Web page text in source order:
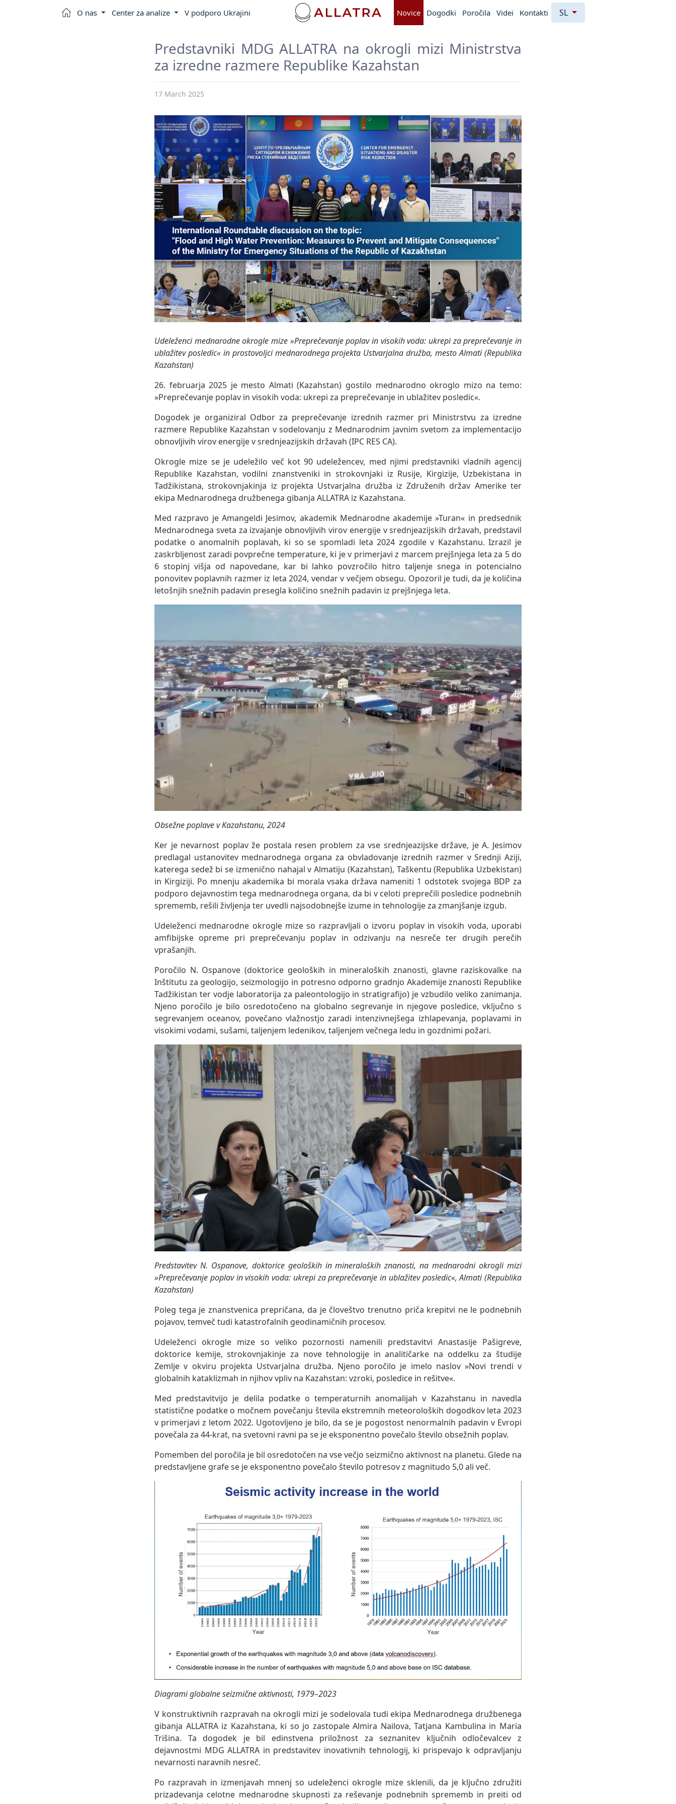
O nas Center za analize V podporo Ukrajini Novice Dogodki Poročila Videi Kontakti SL
Predstavniki MDG ALLATRA na okrogli mizi Ministrstva
za izredne razmere Republike Kazahstan
17 March 2025
Udeleženci mednarodne okrogle mize »Preprečevanje poplav in visokih voda: ukrepi za preprečevanje in
ublažitev posledic« in prostovoljci mednarodnega projekta Ustvarjalna družba, mesto Almati (Republika
Kazahstan)
26. februarja 2025 je mesto Almati (Kazahstan) gostilo mednarodno okroglo mizo na temo:
»Preprečevanje poplav in visokih voda: ukrepi za preprečevanje in ublažitev posledic«.
Dogodek je organiziral Odbor za preprečevanje izrednih razmer pri Ministrstvu za izredne
razmere Republike Kazahstan v sodelovanju z Mednarodnim javnim svetom za implementacijo
obnovljivih virov energije v srednjeazijskih državah (IPC RES CA).
Okrogle mize se je udeležilo več kot 90 udeležencev, med njimi predstavniki vladnih agencij
Republike Kazahstan, vodilni znanstveniki in strokovnjaki iz Rusije, Kirgizije, Uzbekistana in
Tadžikistana, strokovnjakinja iz projekta Ustvarjalna družba iz Združenih držav Amerike ter
ekipa Mednarodnega družbenega gibanja ALLATRA iz Kazahstana.
Med razpravo je Amangeldi Jesimov, akademik Mednarodne akademije »Turan« in predsednik
Mednarodnega sveta za izvajanje obnovljivih virov energije v srednjeazijskih državah, predstavil
podatke o anomalnih poplavah, ki so se spomladi leta 2024 zgodile v Kazahstanu. Izrazil je
zaskrbljenost zaradi povprečne temperature, ki je v primerjavi z marcem prejšnjega leta za 5 do
6 stopinj višja od napovedane, kar bi lahko povzročilo hitro taljenje snega in potencialno
ponovitev poplavnih razmer iz leta 2024, vendar v večjem obsegu. Opozoril je tudi, da je količina
letošnjih snežnih padavin presegla količino snežnih padavin iz prejšnjega leta.
Obsežne poplave v Kazahstanu, 2024
Ker je nevarnost poplav že postala resen problem za vse srednjeazijske države, je A. Jesimov
predlagal ustanovitev mednarodnega organa za obvladovanje izrednih razmer v Srednji Aziji,
katerega sedež bi se izmenično nahajal v Almatiju (Kazahstan), Taškentu (Republika Uzbekistan)
in Kirgiziji. Po mnenju akademika bi morala vsaka država nameniti 1 odstotek svojega BDP za
podporo dejavnostim tega mednarodnega organa, da bi v celoti preprečili posledice podnebnih
sprememb, rešili življenja ter uvedli najsodobnejše izume in tehnologije za zmanjšanje izgub.
Udeleženci mednarodne okrogle mize so razpravljali o izvoru poplav in visokih voda, uporabi
amfibijske opreme pri preprečevanju poplav in odzivanju na nesreče ter drugih perečih
vprašanjih.
Poročilo N. Ospanove (doktorice geoloških in mineraloških znanosti, glavne raziskovalke na
Inštitutu za geologijo, seizmologijo in potresno odporno gradnjo Akademije znanosti Republike
Tadžikistan ter vodje laboratorija za paleontologijo in stratigrafijo) je vzbudilo veliko zanimanja.
Njeno poročilo je bilo osredotočeno na globalno segrevanje in njegove posledice, vključno s
segrevanjem oceanov, povečano vlažnostjo zaradi intenzivnejšega izhlapevanja, poplavami in
visokimi vodami, sušami, taljenjem ledenikov, taljenjem večnega ledu in gozdnimi požari.
Predstavitev N. Ospanove, doktorice geoloških in mineraloških znanosti, na mednarodni okrogli mizi
»Preprečevanje poplav in visokih voda: ukrepi za preprečevanje in ublažitev posledic«, Almati (Republika
Kazahstan)
Poleg tega je znanstvenica prepričana, da je človeštvo trenutno priča krepitvi ne le podnebnih
pojavov, temveč tudi katastrofalnih geodinamičnih procesov.
Udeleženci okrogle mize so veliko pozornosti namenili predstavitvi Anastasije Pašigreve,
doktorice kemije, strokovnjakinje za nove tehnologije in analitičarke na oddelku za študije
Zemlje v okviru projekta Ustvarjalna družba. Njeno poročilo je imelo naslov »Novi trendi v
globalnih kataklizmah in njihov vpliv na Kazahstan: vzroki, posledice in rešitve«.
Med predstavitvijo je delila podatke o temperaturnih anomalijah v Kazahstanu in navedla
statistične podatke o močnem povečanju števila ekstremnih meteoroloških dogodkov leta 2023
v primerjavi z letom 2022. Ugotovljeno je bilo, da se je pogostost nenormalnih padavin v Evropi
povečala za 44-krat, na svetovni ravni pa se je eksponentno povečalo število obsežnih poplav.
Pomemben del poročila je bil osredotočen na vse večjo seizmično aktivnost na planetu. Glede na
predstavljene grafe se je eksponentno povečalo število potresov z magnitudo 5,0 ali več.
Diagrami globalne seizmične aktivnosti, 1979–2023
V konstruktivnih razpravah na okrogli mizi je sodelovala tudi ekipa Mednarodnega družbenega
gibanja ALLATRA iz Kazahstana, ki so jo zastopale Almira Nailova, Tatjana Kambulina in Maria
Trišina. Ta dogodek je bil edinstvena priložnost za seznanitev ključnih odločevalcev z
dejavnostmi MDG ALLATRA in predstavitev inovativnih tehnologij, ki prispevajo k odpravljanju
nevarnosti naravnih nesreč.
Po razpravah in izmenjavah mnenj so udeleženci okrogle mize sklenili, da je ključno združiti
prizadevanja celotne mednarodne skupnosti za reševanje podnebnih sprememb in preiti od